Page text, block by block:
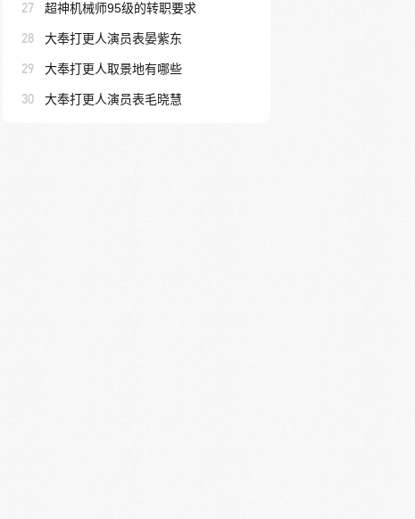
27 超神机械师95级的转职要求
28 大奉打更人演员表晏紫东
29 大奉打更人取景地有哪些
30 大奉打更人演员表毛晓慧